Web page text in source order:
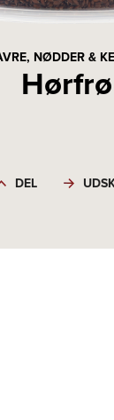
NØDDER &
Hørfrø
DEL